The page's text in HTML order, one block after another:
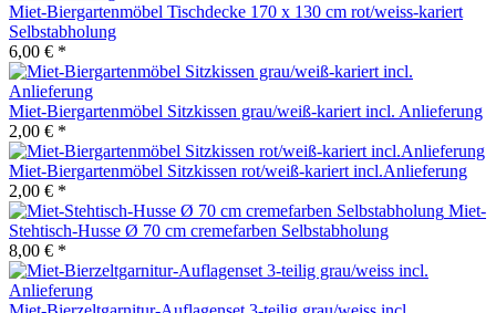
Miet-Biergartenmöbel Tischdecke 170 x 130 cm rot/weiss-kariert
Selbstabholung
6,00 € *
Miet-Biergartenmöbel Sitzkissen grau/weiß-kariert incl. Anlieferung
2,00 € *
Miet-Biergartenmöbel Sitzkissen rot/weiß-kariert incl.Anlieferung
2,00 € *
Miet-
Stehtisch-Husse Ø 70 cm cremefarben Selbstabholung
8,00 € *